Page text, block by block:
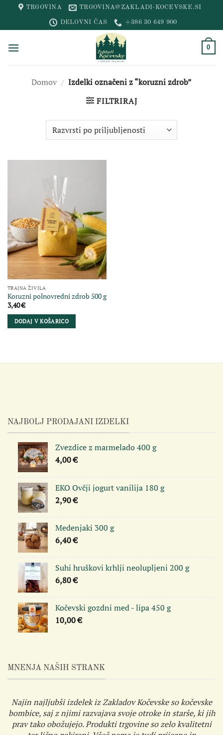
content
TRGOVINA TRGOVINA@ZAKLADI-KOCEVSKE.SI
DELOVNI ČAS +386 30 649 900
0
Domov / Izdelki označeni z “koruzni zdrob”
FILTRIRAJ
TRAJNA ŽIVILA
Koruzni polnovredni zdrob 500 g
3,40€
DODAJ V KOŠARICO
MNENJA NAŠIH STRANK
Najin najljubši izdelek iz Zakladov Kočevske so kočevske
bombice, saj z njimi razvajava svoje otroke in starše, ki jih
prav tako obožujejo. Produkti trgovine so zelo kvalitetni
NAJBOLJ PRODAJANI IZDELKI
Zvezdice z marmelado 400 g
4,00€
EKO Ovčji jogurt vanilija 180 g
2,90€
Medenjaki 300 g
6,40€
Suhi hruškovi krhlji neolupljeni 200 g
6,80€
Kočevski gozdni med - lipa 450 g
10,00€